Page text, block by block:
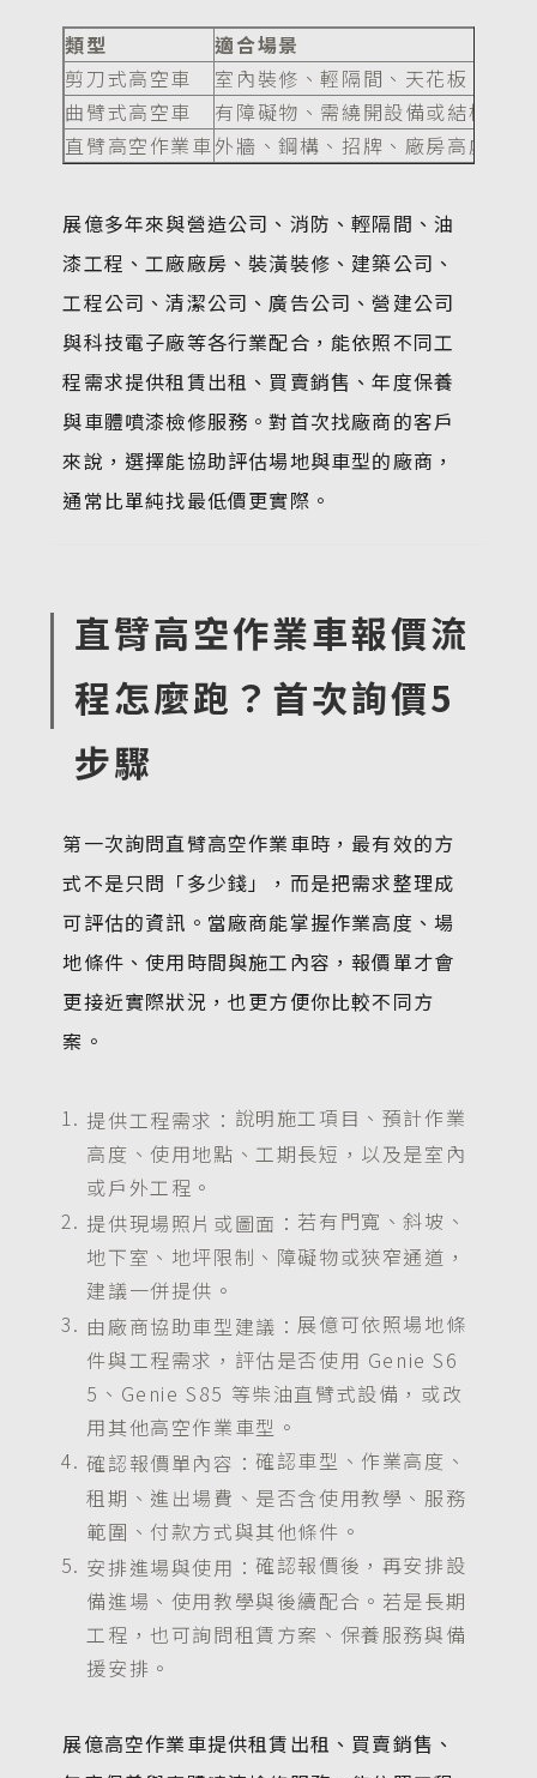
類型
適合場景
剪刀式高空車
室內裝修、輕隔間、天花板、管
曲臂式高空車
有障礙物、需繞開設備或結構的現
直臂高空作業車外牆、鋼構、招牌、廠房高處維修
展億多年來與營造公司、消防、輕隔間、油
漆工程、工廠廠房、裝潢裝修、建築公司、
工程公司、清潔公司、廣告公司、營建公司
與科技電子廠等各行業配合，能依照不同工
程需求提供租賃出租、買賣銷售、年度保養
與車體噴漆檢修服務。對首次找廠商的客戶
來說，選擇能協助評估場地與車型的廠商，
通常比單純找最低價更實際。
直臂高空作業車報價流
程怎麼跑？首次詢價5
步驟
第一次詢問直臂高空作業車時，最有效的方
式不是只問「多少錢」，而是把需求整理成
可評估的資訊。當廠商能掌握作業高度、場
地條件、使用時間與施工內容，報價單才會
更接近實際狀況，也更方便你比較不同方
案。
提供工程需求： 說明施工項目、預計作業
高度、使用地點、工期長短，以及是室內
或戶外工程。
提供現場照片或圖面： 若有門寬、斜坡、
地下室、地坪限制、障礙物或狹窄通道，
建議一併提供。
由廠商協助車型建議：展億可依照場地條
件與工程需求，評估是否使用 Genie S6
5、Genie S85 等柴油直臂式設備，或改
用其他高空作業車型。
確認報價單內容：確認車型、作業高度、
租期、進出場費、是否含使用教學、服務
範圍、付款方式與其他條件。
安排進場與使用：確認報價後，再安排設
備進場、使用教學與後續配合。若是長期
工程，也可詢問租賃方案、保養服務與備
援安排。
展億高空作業車提供租賃出租、買賣銷售、